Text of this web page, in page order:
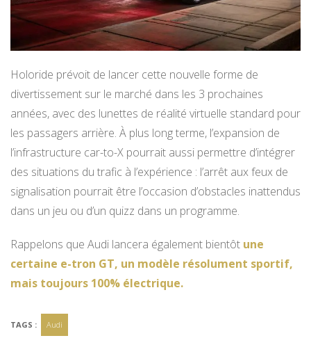
Holoride prévoit de lancer cette nouvelle forme de
divertissement sur le marché dans les 3 prochaines
années, avec des lunettes de réalité virtuelle standard pour
les passagers arrière. À plus long terme, l’expansion de
l’infrastructure car-to-X pourrait aussi permettre d’intégrer
des situations du trafic à l’expérience : l’arrêt aux feux de
signalisation pourrait être l’occasion d’obstacles inattendus
dans un jeu ou d’un quizz dans un programme.
Rappelons que Audi lancera également bientôt une
certaine e-tron GT, un modèle résolument sportif,
mais toujours 100% électrique.
TAGS : Audi